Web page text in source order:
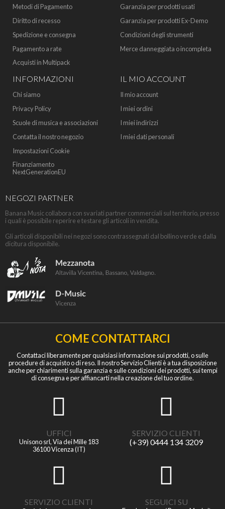
Metodi di Pagamento
Diritto di recesso
Spedizione e consegna
Pagamento a rate
Acquisti in Multipack
Garanzia per prodotti usati
Garanzia per prodotti Ex-Demo
Condizioni degli strumenti
Merce danneggiata o incompleta
INFORMAZIONI
Chi siamo
Privacy Policy
Scuole di musica e associazioni
Contatta il nostro negozio
Impostazioni Cookie
Finanziamento
NextGenerationEU
IL MIO ACCOUNT
Il mio account
I miei ordini
I miei indirizzi
I miei dati personali
NEGOZI PARTNER
Banana Music collabora con svariati partner commerciali sul territorio, presso
i quali è possibile reperire e testare gli articoli in vendita.
Gli articoli disponibili nei negozi sono contrassegnati dal bollino verde e dalla
dicitura disponibile.
COME CONTATTARCI
Contattaci liberamente per qualsiasi informazione sui prodotti, o sulle
procedure di acquisto o di reso. Il nostro Servizio Clienti è a tua disposizione
anche per chiarimenti sulla garanzia e sulle condizioni dei prodotti, sui tempi
di consegna e per affiancarti nella creazione del tuo ordine.
UFFICI
Unisono srl, Via dei Mille 183
36100 Vicenza (IT)
SERVIZIO CLIENTI
(+39) 0444 134 3209
SERVIZIO CLIENTI
SEGUICI SU